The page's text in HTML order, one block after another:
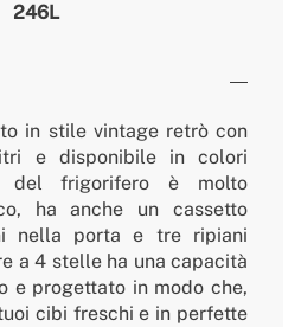
246L
in stile vintage retrò con
e disponibile in colori
del frigorifero è molto
ha anche un cassetto
nella porta e tre ripiani
a 4 stelle ha una capacità
e progettato in modo che,
cibi freschi e in perfette